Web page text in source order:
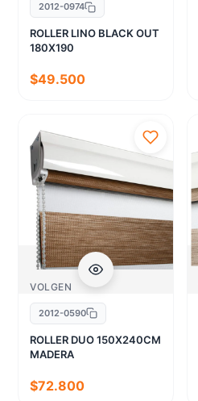
2012-0974
ROLLER LINO BLACK OUT
180X190
$49.500
VOLGEN
2012-0590
ROLLER DUO 150X240CM
MADERA
$72.800